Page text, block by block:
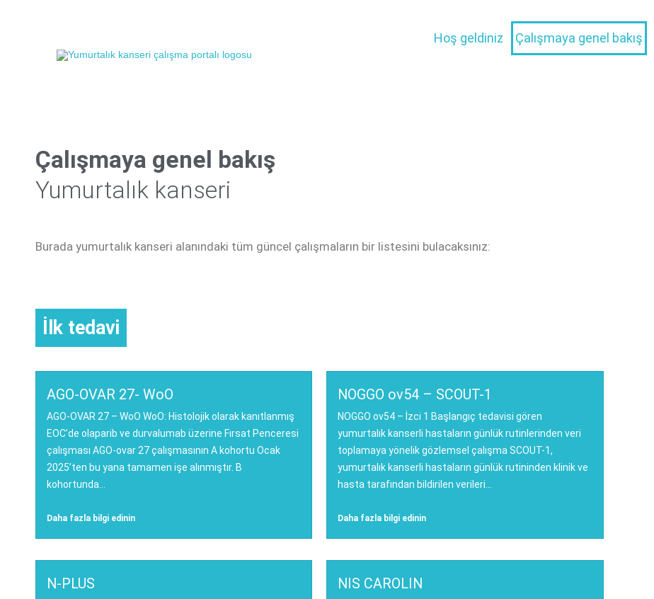
Hoş geldiniz Çalışmaya genel bakış
Çalışmaya genel bakış
Yumurtalık kanseri
Burada yumurtalık kanseri alanındaki tüm güncel çalışmaların bir listesini bulacaksınız:
İlk tedavi
AGO-OVAR 27- WoO
AGO-OVAR 27 – WoO WoO: Histolojik olarak kanıtlanmış
EOC’de olaparib ve durvalumab üzerine Fırsat Penceresi
çalışması AGO-ovar 27 çalışmasının A kohortu Ocak
2025’ten bu yana tamamen işe alınmıştır. B
kohortunda...
Daha fazla bilgi edinin
NOGGO ov54 – SCOUT-1
NOGGO ov54 – İzci 1 Başlangıç tedavisi gören
yumurtalık kanserli hastaların günlük rutinlerinden veri
toplamaya yönelik gözlemsel çalışma SCOUT-1,
yumurtalık kanserli hastaların günlük rutininden klinik ve
hasta tarafından bildirilen verileri...
Daha fazla bilgi edinin
N-PLUS NIS CAROLIN